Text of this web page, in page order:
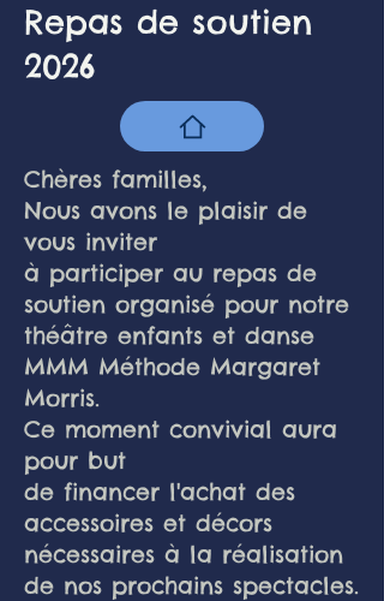
Repas de soutien
2026
Chères familles,
Nous avons le plaisir de
vous inviter
à participer au repas de
soutien organisé pour notre
théâtre enfants et danse
MMM Méthode Margaret
Morris.
Ce moment convivial aura
pour but
de financer l'achat des
accessoires et décors
nécessaires à la réalisation
de nos prochains spectacles.